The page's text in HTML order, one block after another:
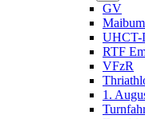
GV
UHCT-
RTF
VFzR
1.